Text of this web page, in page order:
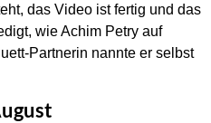
das Video ist fertig und das
wie Achim Petry auf
Partnerin nannte er selbst